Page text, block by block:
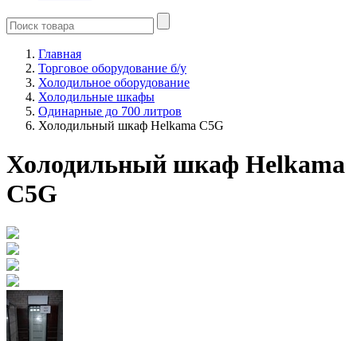
Главная
Торговое оборудование б/у
Холодильное оборудование
Холодильные шкафы
Одинарные до 700 литров
Холодильный шкаф Helkama C5G
Холодильный шкаф Helkama
C5G